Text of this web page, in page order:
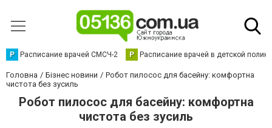
Р Расписание врачей СМСЧ-2 Р Расписание врачей в детской
Головна Бізнес новини
Робот пилосос для басейну: комфортна
чистота без зусиль
Робот пилосос для басейну: комфортна
чистота без зусиль